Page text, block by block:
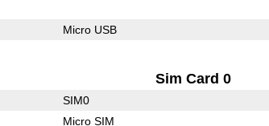
Micro USB
Sim Card 0
SIM0
Micro SIM